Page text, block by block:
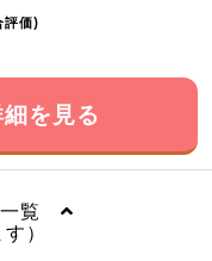
評価)
を見る
一覧
）